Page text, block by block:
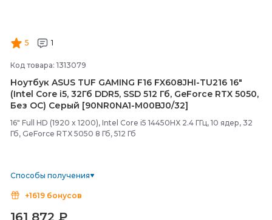
5 1
Код товара: 1313079
Ноутбук ASUS TUF GAMING F16 FX608JHI-TU216 16"
(Intel Core i5, 32Гб DDR5, SSD 512 Гб, GeForce RTX 5050,
Без ОС) Серый [90NR0NA1-M00BJ0/32]
16" Full HD (1920 x 1200), Intel Core i5 14450HX 2.4 ГГц, 10 ядер, 32
Гб, GeForce RTX 5050 8 Гб, 512 Гб
Способы получения
+1619 бонусов
161 872 ₽